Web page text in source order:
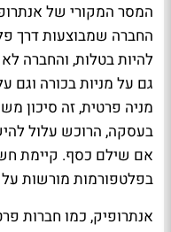
המסר המקורי של
החברה שמבוצעות דרך
להיות בטלות, והחברה
גם על מניות בכורה וגם
מניה פרטית, זה סיכון
בעסקה, הרוכש עלול
אם שילם כסף. קיימת
בפלטפורמות מורשות על
אנתרופיק, כמו חברות